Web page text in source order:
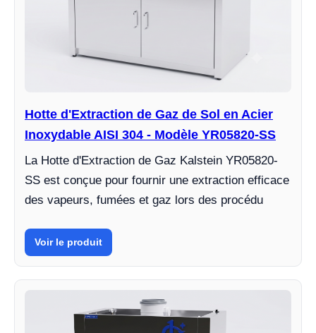
Hotte d'Extraction de Gaz de Sol en Acier
Inoxydable AISI 304 - Modèle YR05820-SS
La Hotte d'Extraction de Gaz Kalstein YR05820-
SS est conçue pour fournir une extraction efficace
des vapeurs, fumées et gaz lors des procédu
Voir le produit